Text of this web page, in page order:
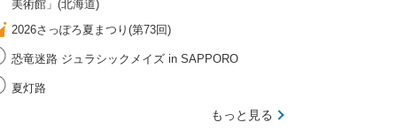
美術館」(北海道)
2026さっぽろ夏まつり(第73回)
恐竜迷路 ジュラシックメイズ in SAPPORO
夏灯路
もっと見る